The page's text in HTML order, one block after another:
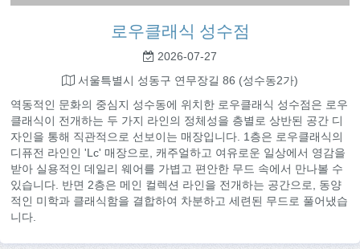
로우클래식 성수점
2026-07-27
서울특별시 성동구 연무장길 86 (성수동2가)
역동적인 문화의 중심지 성수동에 위치한 로우클래식 성수점은 로우
클래식이 전개하는 두 가지 라인의 정체성을 층별로 상반된 공간 디
자인을 통해 직관적으로 선보이는 매장입니다. 1층은 로우클래식의
디퓨전 라인인 'Lc' 매장으로, 캐주얼하고 여유로운 일상에서 영감을
받아 실용적인 데일리 웨어를 가볍고 편안한 무드 속에서 만나볼 수
있습니다. 반면 2층은 메인 컬렉션 라인을 전개하는 공간으로, 동양
적인 미학과 클래식함을 결합하여 차분하고 세련된 무드로 풀어냈습
니다.